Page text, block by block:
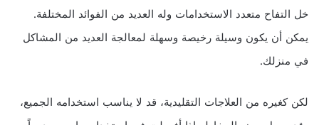
خل التفاح متعدد الاستخدامات وله العديد من الفوائد المختلفة.
يمكن أن يكون وسيلة رخيصة وسهلة لمعالجة العديد من المشاكل
في منزلك.
لكن كغيره من العلاجات التقليدية، قد لا يناسب استخدامه الجميع،